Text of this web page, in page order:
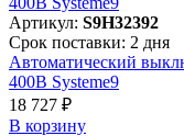
Артикул: S9H32392
Срок поставки: 2 дня
Автоматический
400В Systeme9
18 727 ₽
В корзинy